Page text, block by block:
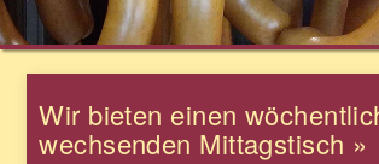
Wir bieten einen
wechsenden Mittagstisch »